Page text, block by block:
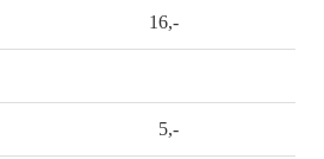
16,-
5,-